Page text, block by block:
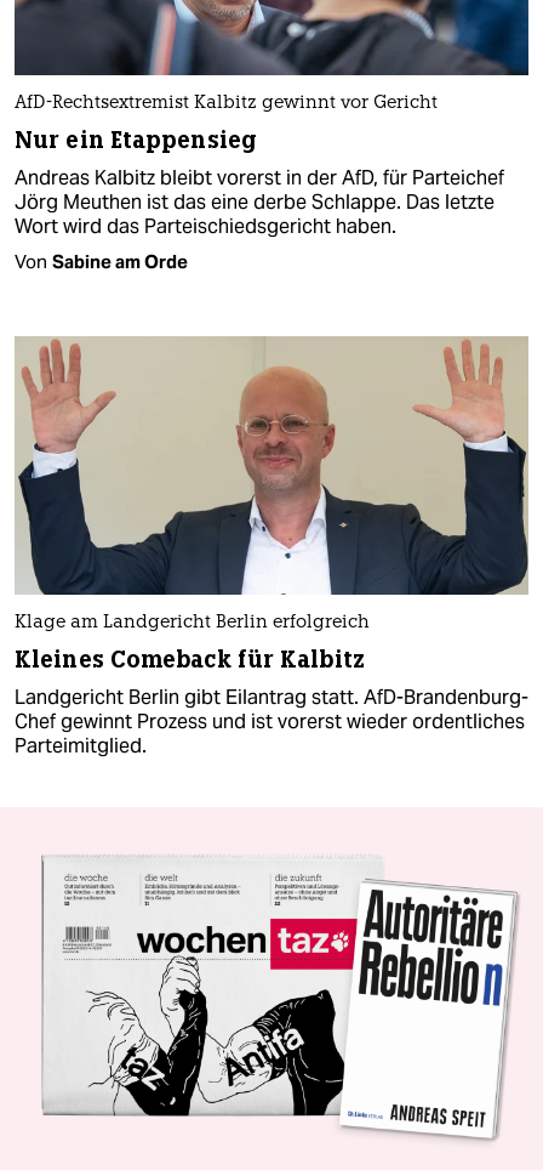
AfD-Rechtsextremist Kalbitz gewinnt vor Gericht
Nur ein Etappensieg
Andreas Kalbitz bleibt vorerst in der AfD, für Parteichef
Jörg Meuthen ist das eine derbe Schlappe. Das letzte
Wort wird das Parteischiedsgericht haben.
Von Sabine am Orde
Klage am Landgericht Berlin erfolgreich
Kleines Comeback für Kalbitz
Landgericht Berlin gibt Eilantrag statt. AfD-Brandenburg-
Chef gewinnt Prozess und ist vorerst wieder ordentliches
Parteimitglied.